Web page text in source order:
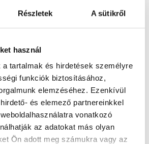
Részletek A sütikről
használ
a tartalmak és hirdetések személyre
funkciók biztosításához,
elemzéséhez. Ezenkívül
és elemező partnereinkkel
vonatkozó
az adatokat más olyan
Ön adott meg számukra vagy az
lapszámot
időjárásra való tekintettel
és kiszállítását
Ezzel szeretnénk
termékeink változatlanul, a
minőségben jussanak el